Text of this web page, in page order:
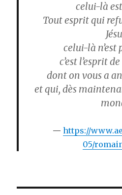
celui-là
Tout esprit qui
celui-là n’est
c’est l’esprit
dont on vous a
et qui, dès
https://
05/